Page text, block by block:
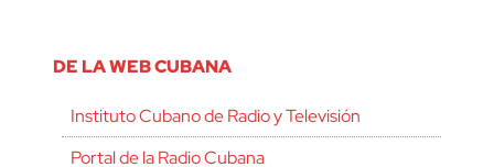
DE LA WEB CUBANA
Instituto Cubano de Radio y Televisión
Portal de la Radio Cubana